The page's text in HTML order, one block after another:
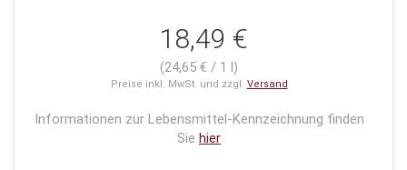
18,49 €
(24,65 € / 1 l)
Preise inkl. MwSt. und zzgl. Versand
Informationen zur Lebensmittel-Kennzeichnung finden
Sie hier